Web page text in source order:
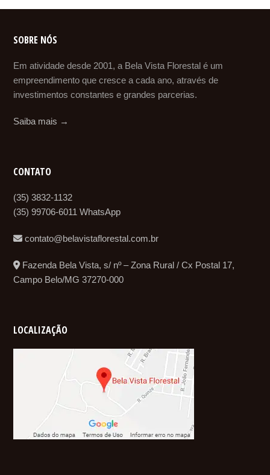
SOBRE NÓS
Em atividade desde 2001, a Bela Vista Florestal é um
empreendimento que cresce a cada ano, através de
investimentos constantes e grandes parcerias.
Saiba mais →
CONTATO
(35) 3832-1132
(35) 99706-6011 WhatsApp
contato@belavistaflorestal.com.br
Fazenda Bela Vista, s/ nº – Zona Rural / Cx Postal 17,
Campo Belo/MG 37270-000
LOCALIZAÇÃO